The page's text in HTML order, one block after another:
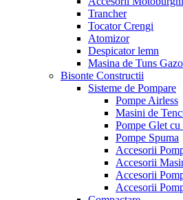
Trancher
Tocator Crengi
Atomizor
Despicator lemn
Masina de Tuns
Bisonte Constructii
Sisteme de Pompare
Pompe Airless
Masini de
Pompe Glet cu
Pompe Spuma
Accesorii
Accesorii
Accesorii
Accesorii